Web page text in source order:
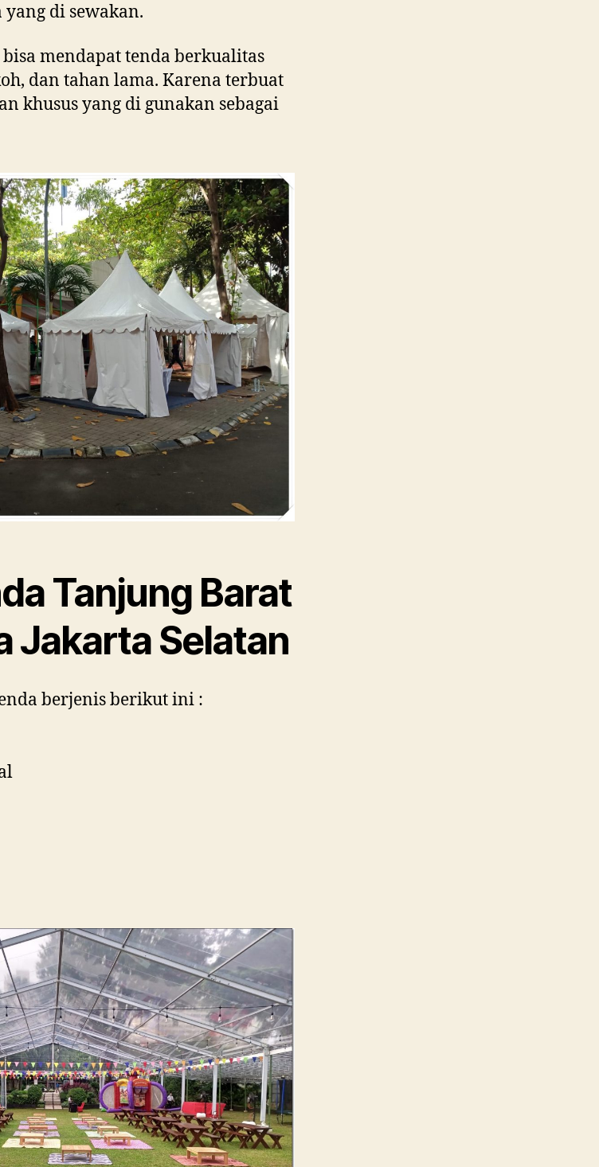
di sewakan.
mendapat tenda berkualitas
dan tahan lama. Karena terbuat
khusus yang di gunakan sebagai
Tanjung Barat
Jakarta Selatan
berjenis berikut ini :